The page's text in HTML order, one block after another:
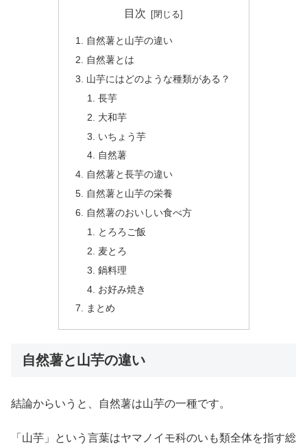
目次
自然薯と山芋の違い
自然薯とは
山芋にはどのような種類がある？
長芋
大和芋
いちょう芋
自然薯
自然薯と長芋の違い
自然薯と山芋の栄養
自然薯のおいしい食べ方
とろろご飯
麦とろ
鍋料理
お好み焼き
まとめ
自然薯と山芋の違い
結論からいうと、自然薯は山芋の一種です。
「山芋」という言葉はヤマノイモ科のいも類全体を指す総